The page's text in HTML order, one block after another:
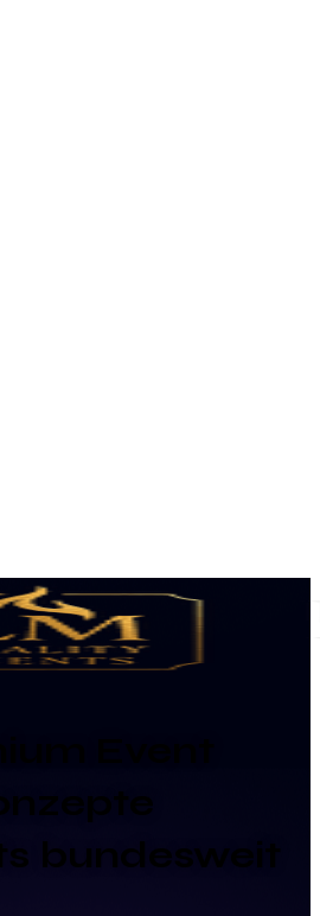
bundesweit